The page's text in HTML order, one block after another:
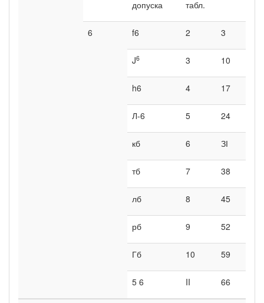
допуска табл.
6 f6 2 3
J6 3 10
h6 4 17
Л-6 5 24
кб 6 ЗІ
тб 7 38
лб 8 45
рб 9 52
Гб 10 59
5 6 II 66